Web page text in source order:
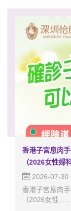
香港子宮息肉
（2026女性婦
2026-07-30
香港子宮息肉
（2026女性.......